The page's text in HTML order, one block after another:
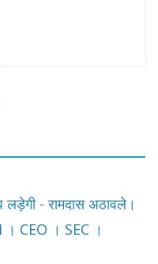
- रामदास अठावले।
CEO । SEC ।